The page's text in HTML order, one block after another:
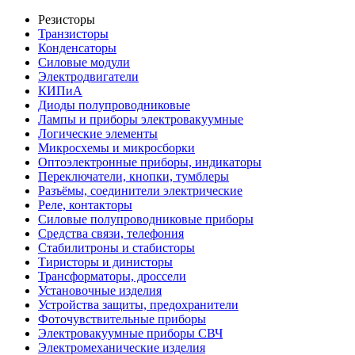
Резисторы
Транзисторы
Конденсаторы
Силовые модули
Электродвигатели
КИПиА
Диоды полупроводниковые
Лампы и приборы электровакуумные
Логические элементы
Микросхемы и микросборки
Оптоэлектронные приборы, индикаторы
Переключатели, кнопки, тумблеры
Разъёмы, соединители электрические
Реле, контакторы
Силовые полупроводниковые приборы
Средства связи, телефония
Стабилитроны и стабисторы
Тиристоры и динисторы
Трансформаторы, дроссели
Установочные изделия
Устройства защиты, предохранители
Фоточувствительные приборы
Электровакуумные приборы СВЧ
Электромеханические изделия